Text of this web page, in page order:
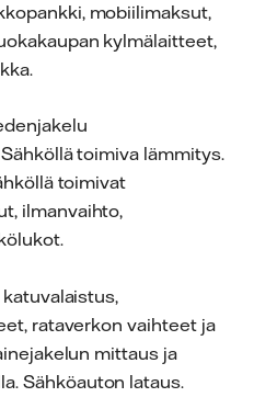
mobiilimaksut,
kylmälaitteet,
toimiva lämmitys.
toimivat
ilmanvaihto,
rataverkon vaihteet ja
mittaus ja
Sähköauton lataus.